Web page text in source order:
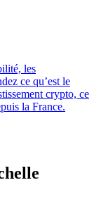
les
ce qu’est le
crypto, ce
la France.